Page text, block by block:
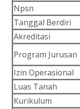
Npsn
Tanggal Berdiri
Akreditasi
Program Jurusan
Izin Operasional
Luas Tanah
Kurikulum